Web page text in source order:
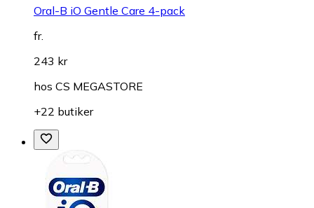
Oral-B iO Gentle Care 4-pack
fr.
243 kr
hos CS MEGASTORE
+22 butiker